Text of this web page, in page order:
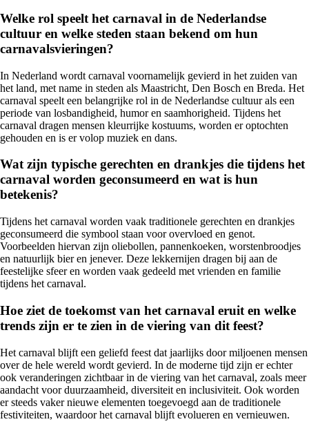
Welke rol speelt het carnaval in de Nederlandse
cultuur en welke steden staan bekend om hun
carnavalsvieringen?
In Nederland wordt carnaval voornamelijk gevierd in het zuiden van
het land, met name in steden als Maastricht, Den Bosch en Breda. Het
carnaval speelt een belangrijke rol in de Nederlandse cultuur als een
periode van losbandigheid, humor en saamhorigheid. Tijdens het
carnaval dragen mensen kleurrijke kostuums, worden er optochten
gehouden en is er volop muziek en dans.
Wat zijn typische gerechten en drankjes die tijdens het
carnaval worden geconsumeerd en wat is hun
betekenis?
Tijdens het carnaval worden vaak traditionele gerechten en drankjes
geconsumeerd die symbool staan voor overvloed en genot.
Voorbeelden hiervan zijn oliebollen, pannenkoeken, worstenbroodjes
en natuurlijk bier en jenever. Deze lekkernijen dragen bij aan de
feestelijke sfeer en worden vaak gedeeld met vrienden en familie
tijdens het carnaval.
Hoe ziet de toekomst van het carnaval eruit en welke
trends zijn er te zien in de viering van dit feest?
Het carnaval blijft een geliefd feest dat jaarlijks door miljoenen mensen
over de hele wereld wordt gevierd. In de moderne tijd zijn er echter
ook veranderingen zichtbaar in de viering van het carnaval, zoals meer
aandacht voor duurzaamheid, diversiteit en inclusiviteit. Ook worden
er steeds vaker nieuwe elementen toegevoegd aan de traditionele
festiviteiten, waardoor het carnaval blijft evolueren en vernieuwen.